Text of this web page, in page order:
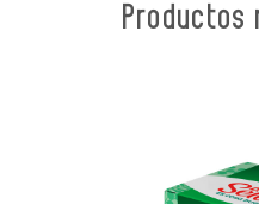
Productos